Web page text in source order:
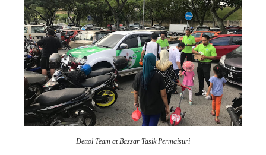
Dettol Team at Bazzar Tasik Permaisuri